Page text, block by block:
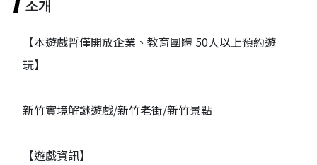
소개
【本遊戲暫僅開放企業、教育團體 50人以上預約遊
玩】
新竹實境解謎遊戲/新竹老街/新竹景點
【遊戲資訊】